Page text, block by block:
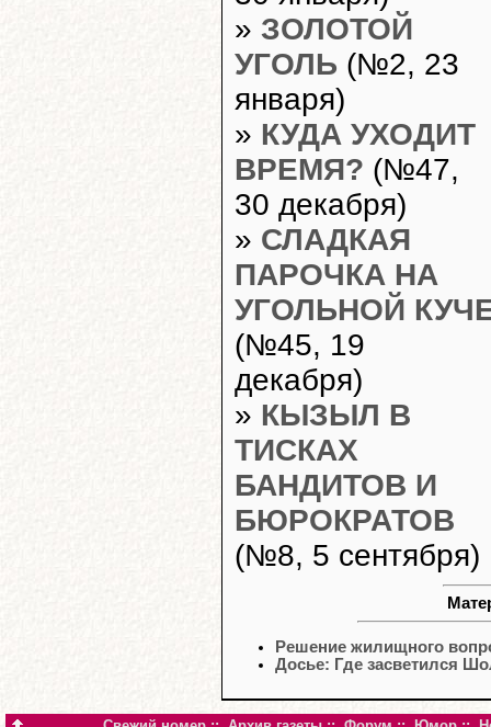
» ЗОЛОТОЙ
УГОЛЬ (№2, 23
января)
» КУДА УХОДИТ
ВРЕМЯ? (№47,
30 декабря)
» СЛАДКАЯ
ПАРОЧКА НА
УГОЛЬНОЙ
(№45, 19
декабря)
» КЫЗЫЛ В
ТИСКАХ
БАНДИТОВ И
БЮРОКРАТОВ
(№8, 5 сентября)
Решение жилищного
Досье: Где засветился